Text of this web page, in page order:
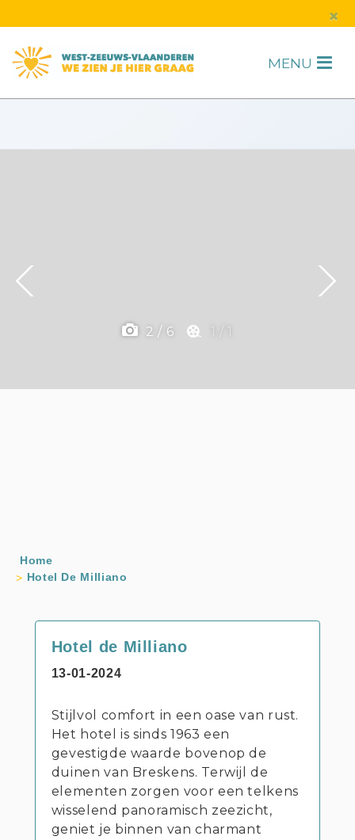
×
MENU H
F 2 / 6 1 1
Home
Hotel De Milliano
Hotel de Milliano
13-01-2024
Stijlvol comfort in een oase van rust.
Het hotel is sinds 1963 een
gevestigde waarde bovenop de
duinen van Breskens. Terwijl de
elementen zorgen voor een telkens
wisselend panoramisch zeezicht,
geniet je binnen van charmant